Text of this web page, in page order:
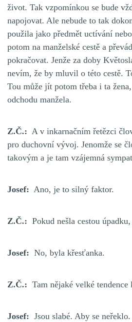
život. Tak vzpomínkou se bude
napojovat. Ale nebude to tak
použila jako předmět uctívání
potom na manželské cestě a
pokračovat. Jenže za doby
nevím, že by mluvil o této cestě.
Tou může jít potom třeba i ta
odchodu manžela.
Z.Č.: A v inkarnačním řetězci
pro duchovní vývoj. Jenomže se
takovým a je tam vzájemná
Josef: Ano, je to silný faktor.
Z.Č.: Pokud nešla cestou
Josef: No, byla křesťanka.
Z.Č.: Tam nějaké velké
Josef: Jsou slabé. Aby se